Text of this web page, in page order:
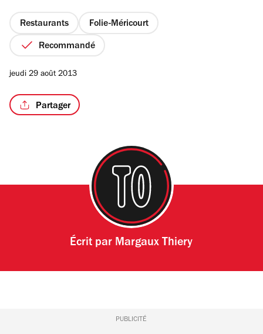
étoiles
Restaurants Folie-Méricourt
Recommandé
jeudi 29 août 2013
Partager
Écrit par Margaux Thiery
PUBLICITÉ